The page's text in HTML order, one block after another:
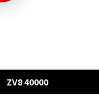
ZV8 40000